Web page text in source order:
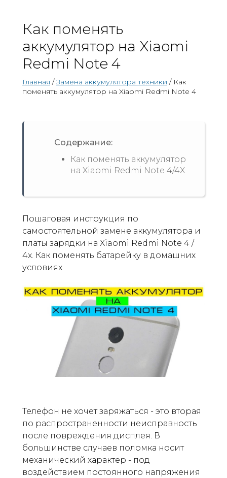
Как поменять
аккумулятор на Xiaomi
Redmi Note 4
Главная /Замена аккумулятора техники / Как
поменять аккумулятор на Xiaomi Redmi Note 4
Содержание:
Как поменять аккумулятор
на Xiaomi Redmi Note 4/4X
Пошаговая инструкция по
самостоятельной замене аккумулятора и
платы зарядки на Xiaomi Redmi Note 4 /
4x. Как поменять батарейку в домашних
условиях
Телефон не хочет заряжаться - это вторая
по распространенности неисправность
после повреждения дисплея. В
большинстве случаев поломка носит
механический характер - под
воздействием постоянного напряжения